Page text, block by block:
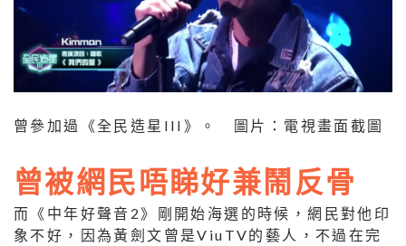
曾參加過 《全民造星 III 》。 圖片：電視畫面截圖
曾被網民唔睇好兼鬧反骨
而《中年好聲音 2》剛開始海選的時候，網民對他印
象不好，因為黃劍文曾是ViuTV的藝人，不過在完